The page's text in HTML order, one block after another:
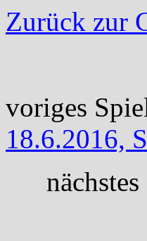
Zurück zur
voriges
18.6.2016,